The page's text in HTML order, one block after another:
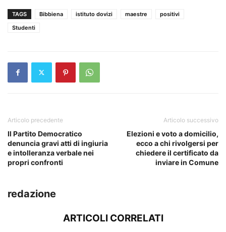
TAGS Bibbiena istituto dovizi maestre
positivi
Studenti
Articolo precedente
Il Partito Democratico
denuncia gravi atti di ingiuria
e intolleranza verbale nei
propri confronti
Articolo successivo
Elezioni e voto a domicilio,
ecco a chi rivolgersi per
chiedere il certificato da
inviare in Comune
redazione
ARTICOLI CORRELATI